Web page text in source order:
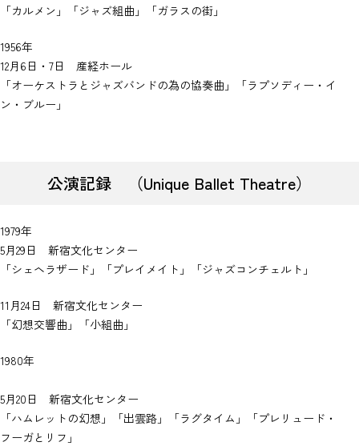
「カルメン」「ジャズ組曲」「ガラスの街」
1956年
12月6日・7日 産経ホール
「オーケストラとジャズバンドの為の協奏曲」「ラプソディー・イ
ン・ブルー」
公演記録 （Unique Ballet Theatre）
1979年
5月29日 新宿文化センター
「シェヘラザード」「プレイメイト」「ジャズコンチェルト」
11月24日 新宿文化センター
「幻想交響曲」「小組曲」
1980年
5月20日 新宿文化センター
「ハムレットの幻想」「出雲路」「ラグタイム」「プレリュード・
フーガとリフ」